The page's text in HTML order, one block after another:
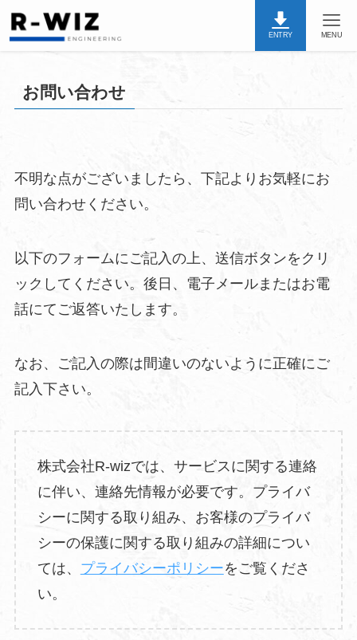
ENTRY MENU
お問い合わせ
不明な点がございましたら、下記よりお気軽にお
問い合わせください。
以下のフォームにご記入の上、送信ボタンをクリ
ックしてください。後日、電子メールまたはお電
話にてご返答いたします。
なお、ご記入の際は間違いのないように正確にご
記入下さい。
株式会社R-wizでは、サービスに関する連絡
に伴い、連絡先情報が必要です。プライバ
シーに関する取り組み、お客様のプライバ
シーの保護に関する取り組みの詳細につい
ては、 プライバシーポリシーをご覧くださ
い。